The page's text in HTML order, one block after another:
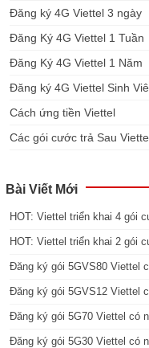
Đăng ký 4G Viettel 3 ngày
Đăng Ký 4G Viettel 1 Tuần
Đăng Ký 4G Viettel 1 Năm
Đăng ký 4G Viettel Sinh
Cách ứng tiền Viettel
Các gói cước trả Sau
Bài Viết Mới
HOT: Viettel triển khai 4 gói
HOT: Viettel triển khai 2 gói
Đăng ký gói 5GVS80 Viettel
Đăng ký gói 5GVS12 Viettel
Đăng ký gói 5G70 Viettel có
Đăng ký gói 5G30 Viettel có